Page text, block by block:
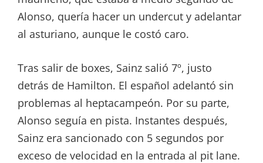
Alonso, quería hacer un undercut y adelantar
al asturiano, aunque le costó caro.
Tras salir de boxes, Sainz salió 7º, justo
detrás de Hamilton. El español adelantó sin
problemas al heptacampeón. Por su parte,
Alonso seguía en pista. Instantes después,
Sainz era sancionado con 5 segundos por
exceso de velocidad en la entrada al pit lane.